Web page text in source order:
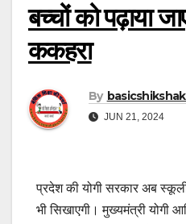
बच्चों को पढ़ाया
ककहरा
By
JUN 21, 2024
प्रदेश की योगी सरकार अब
भी सिखाएगी। मुख्यमंत्री योगी